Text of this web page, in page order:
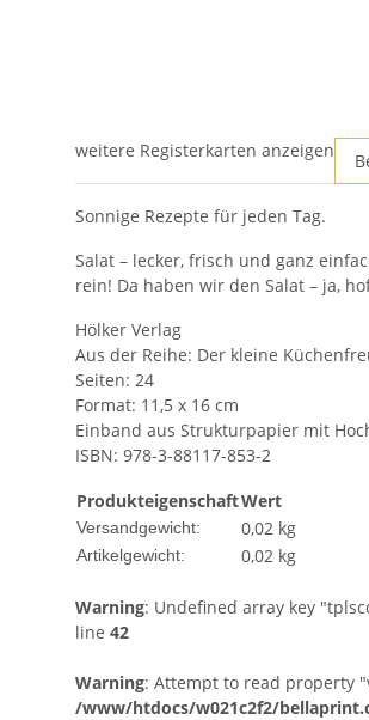
weitere Registerkarten anzeigen
Sonnige Rezepte für jeden Tag.
Salat – lecker, frisch und ganz
rein! Da haben wir den Salat – ja,
Hölker Verlag
Aus der Reihe: Der kleine
Seiten: 24
Format: 11,5 x 16 cm
Einband aus Strukturpapier mit
ISBN: 978-3-88117-853-2
ProdukteigenschaftWert
Versandgewicht: 0,02 kg
Artikelgewicht: 0,02 kg
Warning: Undefined array key
line 42
Warning: Attempt to read property
/www/htdocs/w021c2f2/